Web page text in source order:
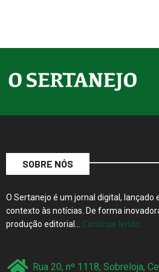
SOBRE NÓS
O Sertanejo é um jornal digital,
contexto às notícias. De forma
produção editorial… Continue lendo…
Rua 20, nº 1118, Sobreloja,